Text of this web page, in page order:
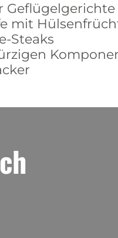
Geflügelgerichte
mit
Steaks